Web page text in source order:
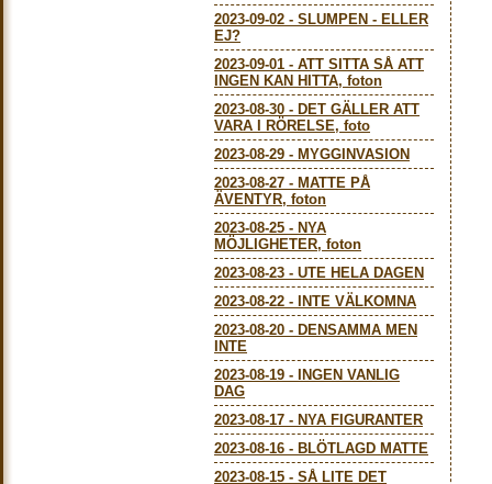
2023-09-02 - SLUMPEN - ELLER
EJ?
2023-09-01 - ATT SITTA SÅ ATT
INGEN KAN HITTA, foton
2023-08-30 - DET GÄLLER ATT
VARA I RÖRELSE, foto
2023-08-29 - MYGGINVASION
2023-08-27 - MATTE PÅ
ÄVENTYR, foton
2023-08-25 - NYA
MÖJLIGHETER, foton
2023-08-23 - UTE HELA DAGEN
2023-08-22 -
INTE VÄLKOMNA
2023-08-20 - DENSAMMA MEN
INTE
2023-08-19 -
INGEN VANLIG
DAG
2023-08-17 - NYA FIGURANTER
2023-08-16 - BLÖTLAGD MATTE
2023-08-15 - SÅ LITE DET